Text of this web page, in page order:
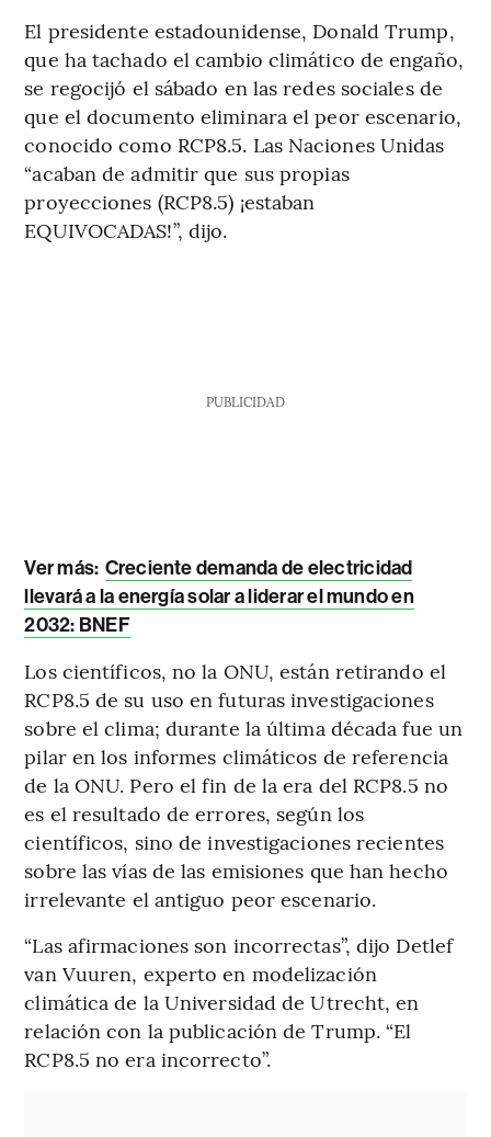
El presidente estadounidense, Donald Trump,
que ha tachado el cambio climático de engaño,
se regocijó el sábado en las redes sociales de
que el documento eliminara el peor escenario,
conocido como RCP8.5. Las Naciones Unidas
“acaban de admitir que sus propias
proyecciones (RCP8.5) ¡estaban
EQUIVOCADAS!”, dijo.
PUBLICIDAD
Ver más: Creciente demanda de electricidad
llevará a la energía solar a liderar el mundo en
2032: BNEF
Los científicos, no la ONU, están retirando el
RCP8.5 de su uso en futuras investigaciones
sobre el clima; durante la última década fue un
pilar en los informes climáticos de referencia
de la ONU. Pero el fin de la era del RCP8.5 no
es el resultado de errores, según los
científicos, sino de investigaciones recientes
sobre las vías de las emisiones que han hecho
irrelevante el antiguo peor escenario.
“Las afirmaciones son incorrectas”, dijo Detlef
van Vuuren, experto en modelización
climática de la Universidad de Utrecht, en
relación con la publicación de Trump. “El
RCP8.5 no era incorrecto”.